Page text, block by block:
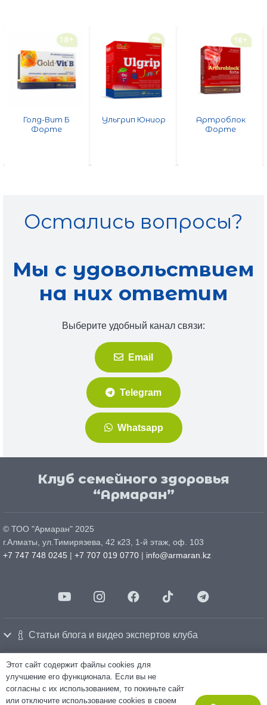
7+
Ульгрип Юниор
18+
Артроблок
18+
Остеоблок
Форте
Остались вопросы?
Мы с удовольствием
на них ответим
Выберите удобный канал связи:
Email
Telegram
Whatsapp
Клуб семейного здоровья
“Армаран”
© ТОО "Армаран" 2025
г.Алматы , ул. Тимирязева, 42 к23, 1-й этаж, оф. 103
+7 747 748 0245 | +7 707 019 0770 | info@armaran.kz
Статьи блога и видео экспертов клуба
Политика конфиденциальности
Политика использования cookie-файлов
Согласие на обработку персональных данных
Made by«Relation»Marketing company
Этот сайт содержит файлы cookies для
улучшение его функционала. Если вы не
согласны с их использованием, то покиньте сайт
или отключите использование cookies в своем